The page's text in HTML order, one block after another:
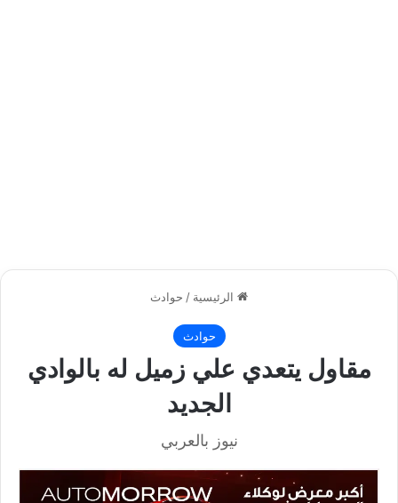
الرئيسية / حوادث
حوادث
مقاول يتعدي علي زميل له بالوادي
الجديد
نيوز بالعربي